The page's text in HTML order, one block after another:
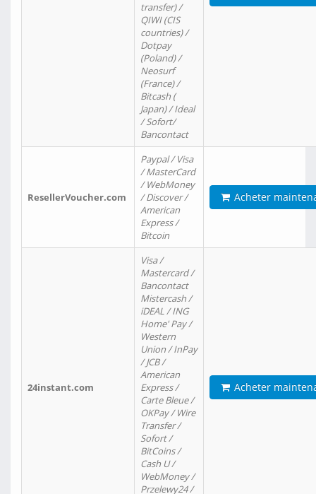
transfer) /
QIWI (CIS
countries) /
Dotpay
(Poland) /
Neosurf
(France) /
Bitcash (
Japan) / Ideal
/ Sofort/
Bancontact
ResellerVoucher.com
Paypal / Visa
/ MasterCard
/ WebMoney
/ Discover /
American
Express /
Bitcoin
Acheter
24instant.com
Visa /
Mastercard /
Bancontact
Mistercash /
iDEAL / ING
Home' Pay /
Western
Union / InPay
/ JCB /
American
Express /
Carte Bleue /
OKPay / Wire
Transfer /
Sofort /
BitCoins /
Cash U /
WebMoney /
Przelewy24 /
Acheter